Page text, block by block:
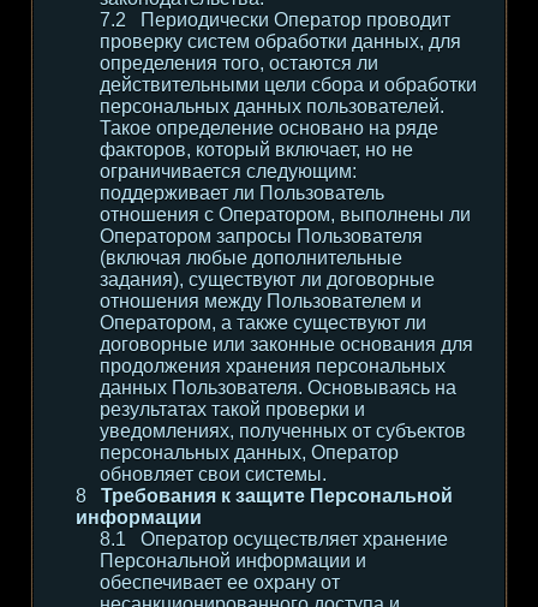
Периодически Оператор проводит
проверку систем обработки данных, для
определения того, остаются ли
действительными цели сбора и обработки
персональных данных пользователей.
Такое определение основано на ряде
факторов, который включает, но не
ограничивается следующим:
поддерживает ли Пользователь
отношения с Оператором, выполнены ли
Оператором запросы Пользователя
(включая любые дополнительные
задания), существуют ли договорные
отношения между Пользователем и
Оператором, а также существуют ли
договорные или законные основания для
продолжения хранения персональных
данных Пользователя. Основываясь на
результатах такой проверки и
уведомлениях, полученных от субъектов
персональных данных, Оператор
обновляет свои системы.
Требования к защите Персональной
информации
Оператор осуществляет хранение
Персональной информации и
обеспечивает ее охрану от